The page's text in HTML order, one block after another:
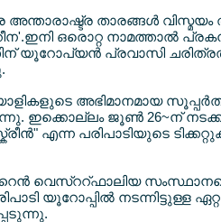
അന്താരാഷ്ട്ര താരങ്ങള്‍
ഒരൊറ്റ നാമത്താല്‍
യൂറോപ്യന്‍ പ്രവാസി
അഭിമാനമായ
ഇക്കൊല്ലം ജൂണ്‍ 26~ന്
എന്ന പരിപാടിയുടെ
വെസ്ററ്ഫാലിയ
യൂറോപ്പില്‍ നടന്നിട്ടുള്ള